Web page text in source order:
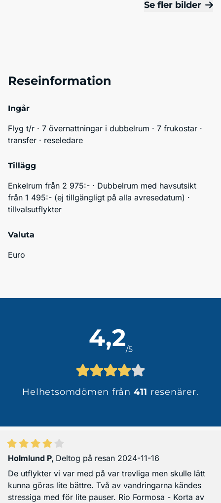
Se fler bilder
Reseinformation
Ingår
Flyg t/r · 7 övernattningar i dubbelrum · 7 frukostar ·
transfer · reseledare
Tillägg
Enkelrum från 2 975:- · Dubbelrum med havsutsikt
från 1 495:- (ej tillgängligt på alla avresedatum) ·
tillvalsutflykter
Valuta
Euro
4,2/5
Helhetsomdömen från 411 resenärer.
Holmlund P, Deltog på resan 2024-11-16
De utflykter vi var med på var trevliga men skulle lätt
kunna göras lite bättre. Två av vandringarna kändes
stressiga med för lite pauser. Rio Formosa - Korta av